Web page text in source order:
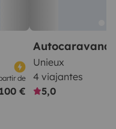
de
100 €
Unieux
4 viajantes
5,0